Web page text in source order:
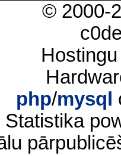
© 2000-
php/mysql
Statistika